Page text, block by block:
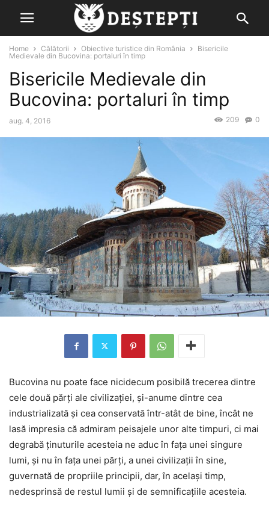
Home Călătorii Obiective turistice din România
Bisericile
Medievale din Bucovina: portaluri în timp
Bisericile Medievale din
Bucovina: portaluri în timp
aug. 4, 2016 0
209
Bucovina nu poate face nicidecum posibilă trecerea dintre
cele două părţi ale civilizaţiei, şi-anume dintre cea
industrializată şi cea conservată într-atât de bine, încât ne
lasă impresia că admiram peisajele unor alte timpuri, ci mai
degrabă ţinuturile acesteia ne aduc în faţa unei singure
lumi, şi nu în faţa unei părţi, a unei civilizaţii în sine,
guvernată de propriile principii, dar, în acelaşi timp,
nedesprinsă de restul lumii şi de semnificaţiile acesteia.